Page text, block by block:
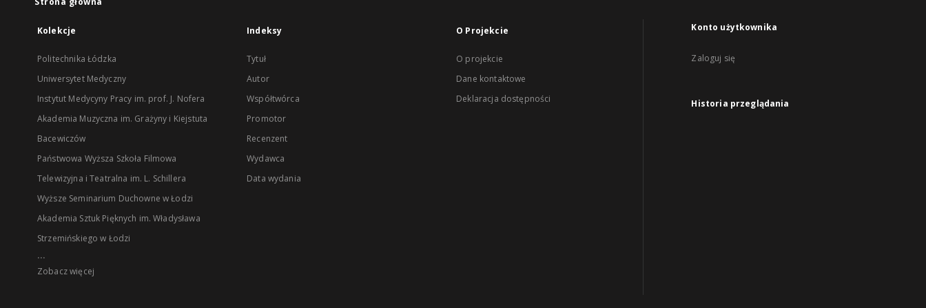
Kolekcje
Politechnika Łódzka
Uniwersytet Medyczny
Instytut Medycyny Pracy im. prof. J. Nofera
Akademia Muzyczna im. Grażyny i Kiejstuta
Bacewiczów
Państwowa Wyższa Szkoła Filmowa
Telewizyjna i Teatralna im. L. Schillera
Wyższe Seminarium Duchowne w Łodzi
Akademia Sztuk Pięknych im. Władysława
Strzemińskiego w Łodzi
...
Zobacz więcej
Indeksy
Tytuł
Autor
Współtwórca
Promotor
Recenzent
Wydawca
Data wydania
O Projekcie
O projekcie
Dane kontaktowe
Deklaracja dostępności
Konto użytkownika
Zaloguj się
Historia przeglądania